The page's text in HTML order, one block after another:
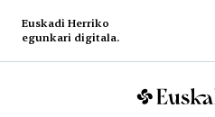
Euskadi Herriko
egunkari digitala.